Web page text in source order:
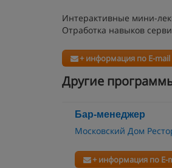
Интерактивные мини-
Отработка навыков
+ информация по E-mail
Другие
Бар-менеджер
Московский Дом
+ информация по E-